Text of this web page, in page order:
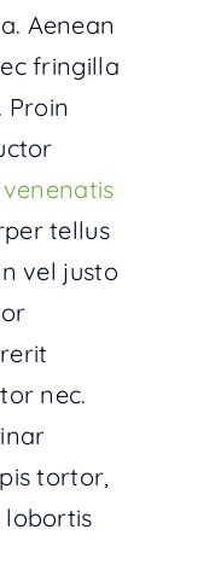
Aenean
fringilla
Proin
tellus
vel justo
nec.
tortor,
lobortis